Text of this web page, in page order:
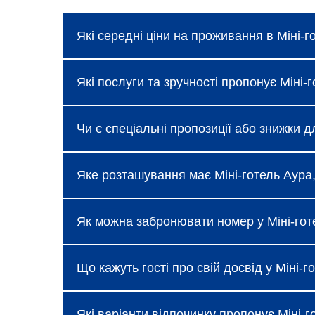
Які середні ціни на проживання в Міні-
можна дізнатися під час бронювання.
Які послуги та зручності пропонує
Затока доступні додаткові зручності:
Чи є спеціальні пропозиції або знижки
відпочинку або бізнес-поїздок. Для
переглянути розділ спеціальних
Яке розташування має Міні-готель
До готелю легко дістатися на
міста.
Як можна забронювати номер у Міні-
електронною поштою. Наші менеджери
Що кажуть гості про свій досвід у Міні-